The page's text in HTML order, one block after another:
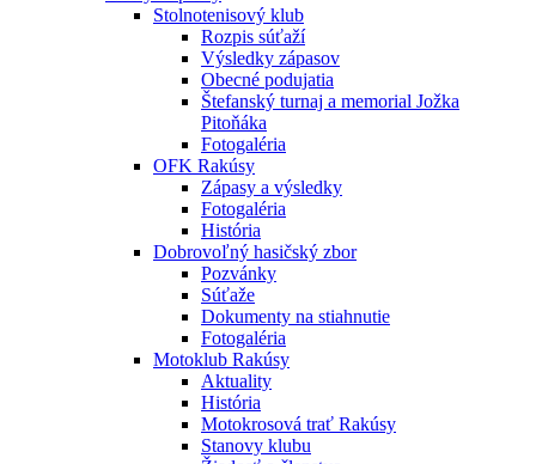
Stolnotenisový klub
Rozpis súťaží
Výsledky zápasov
Obecné podujatia
Štefanský turnaj a memorial Jožka
Pitoňáka
Fotogaléria
OFK Rakúsy
Zápasy a výsledky
Fotogaléria
História
Dobrovoľný hasičský zbor
Pozvánky
Súťaže
Dokumenty na stiahnutie
Fotogaléria
Motoklub Rakúsy
Aktuality
História
Motokrosová trať Rakúsy
Stanovy klubu